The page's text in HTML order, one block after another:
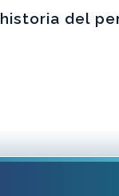
historia del